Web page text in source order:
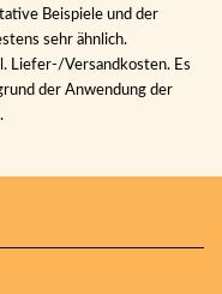
Beispiele und der
sehr ähnlich.
Liefer-/Versandkosten. Es
der Anwendung der